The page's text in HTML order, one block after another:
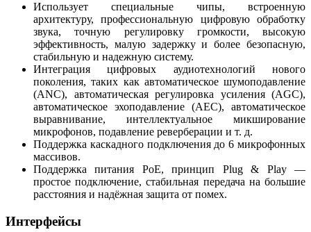
Использует специальные чипы, встроенную
архитектуру, профессиональную цифровую обработку
звука, точную регулировку громкости, высокую
эффективность, малую задержку и более безопасную,
стабильную и надежную систему.
Интеграция цифровых аудиотехнологий нового
поколения, таких как автоматическое шумоподавление
(ANC), автоматическая регулировка усиления (AGC),
автоматическое эхоподавление (AEC), автоматическое
выравнивание, интеллектуальное микширование
микрофонов, подавление реверберации и т. д.
Поддержка каскадного подключения до 6 микрофонных
массивов.
Поддержка питания PoE, принцип Plug & Play —
простое подключение, стабильная передача на большие
расстояния и надёжная защита от помех.
Интерфейсы